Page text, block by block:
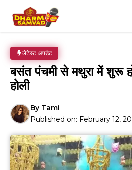
content
लेटेस्ट अपडेट
बसंत पंचमी से मथुरा में शुरू
होली
By Tami
Published on: February 12,